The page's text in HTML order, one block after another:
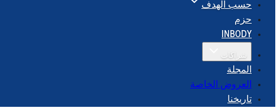
حسب الهدف
حزم
INBODY
شراكات
المجلة
العروض الخاصة
تاريخنا